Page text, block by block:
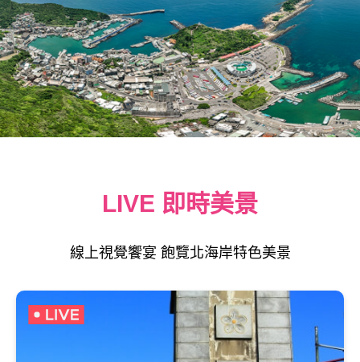
LIVE 即時美景
線上視覺饗宴 飽覽北海岸特色美景